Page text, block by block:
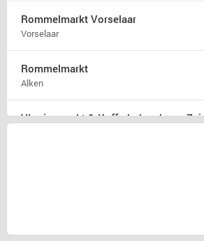
Rommelmarkt Vorselaar
Vorselaar
Rommelmarkt
Alken
Vlooienmarkt & Kofferbakverkoop